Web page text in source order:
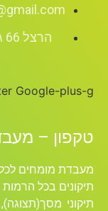
הרצל 66 גדרה - תחנה מרכזית אגד
Google-plus-g
טקפון –
מעבדת מומחים
תיקונים בכל הרמות
תיקוני